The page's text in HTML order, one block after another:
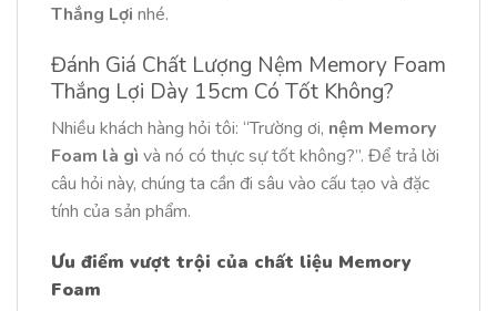
Thắng Lợi nhé.
Đánh Giá Chất Lượng Nệm Memory Foam
Thắng Lợi Dày 15cm Có Tốt Không?
Nhiều khách hàng hỏi tôi: “Trường ơi, nệm Memory
Foam là gì và nó có thực sự tốt không?”. Để trả lời
câu hỏi này, chúng ta cần đi sâu vào cấu tạo và đặc
tính của sản phẩm.
Ưu điểm vượt trội của chất liệu Memory
Foam